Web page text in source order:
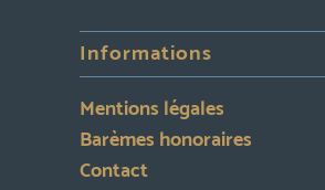
Informations
Mentions légales
Barèmes honoraires
Contact